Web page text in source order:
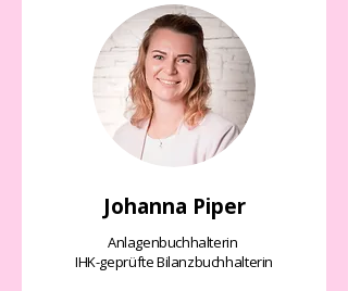
Johanna Piper
Anlagenbuchhalterin
IHK-geprüfte Bilanzbuchhalterin